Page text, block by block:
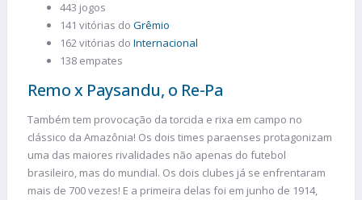
443 jogos
141 vitórias do Grêmio
162 vitórias do Internacional
138 empates
Remo x Paysandu, o Re-Pa
Também tem provocação da torcida e rixa em campo no
clássico da Amazônia! Os dois times paraenses protagonizam
uma das maiores rivalidades não apenas do futebol
brasileiro, mas do mundial. Os dois clubes já se enfrentaram
mais de 700 vezes! E a primeira delas foi em junho de 1914,